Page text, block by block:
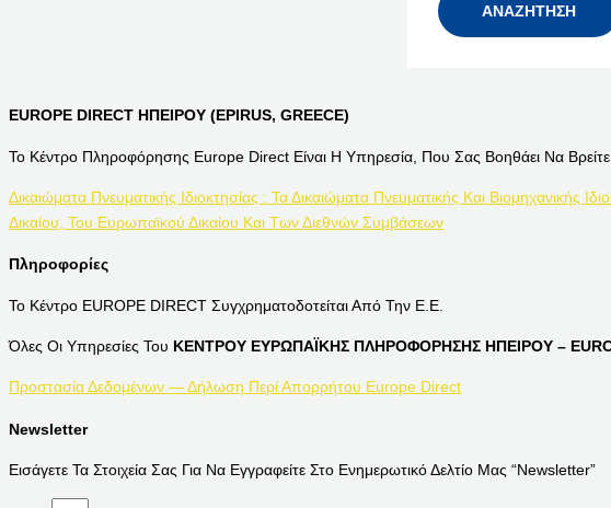
EUROPE DIRECT ΗΠΕΙΡΟΥ (EPIRUS, GREECE)
Το Κέντρο Πληροφόρησης Europe Direct Είναι Η Υπηρεσία, Που Σας Βοηθάει Να
Δικαιώματα Πνευματικής Ιδιοκτησίας : Τα Δικαιώματα Πνευματικής Και Βιομηχανικής
Δικαίου, Του Ευρωπαϊκού Δικαίου Και Των Διεθνών Συμβάσεων
Πληροφορίες
Το Κέντρο EUROPE DIRECT Συγχρηματοδοτείται Από Την Ε.Ε.
Όλες Οι Υπηρεσίες Του ΚΕΝΤΡΟΥ ΕΥΡΩΠΑΪΚΗΣ ΠΛΗΡΟΦΟΡΗΣΗΣ ΗΠΕΙΡΟΥ –
Προστασία Δεδομένων — Δήλωση Περί Απορρήτου Europe Direct
Newsletter
Εισάγετε Τα Στοιχεία Σας Για Να Εγγραφείτε Στο Ενημερωτικό Δελτίο Μας “Newsletter”